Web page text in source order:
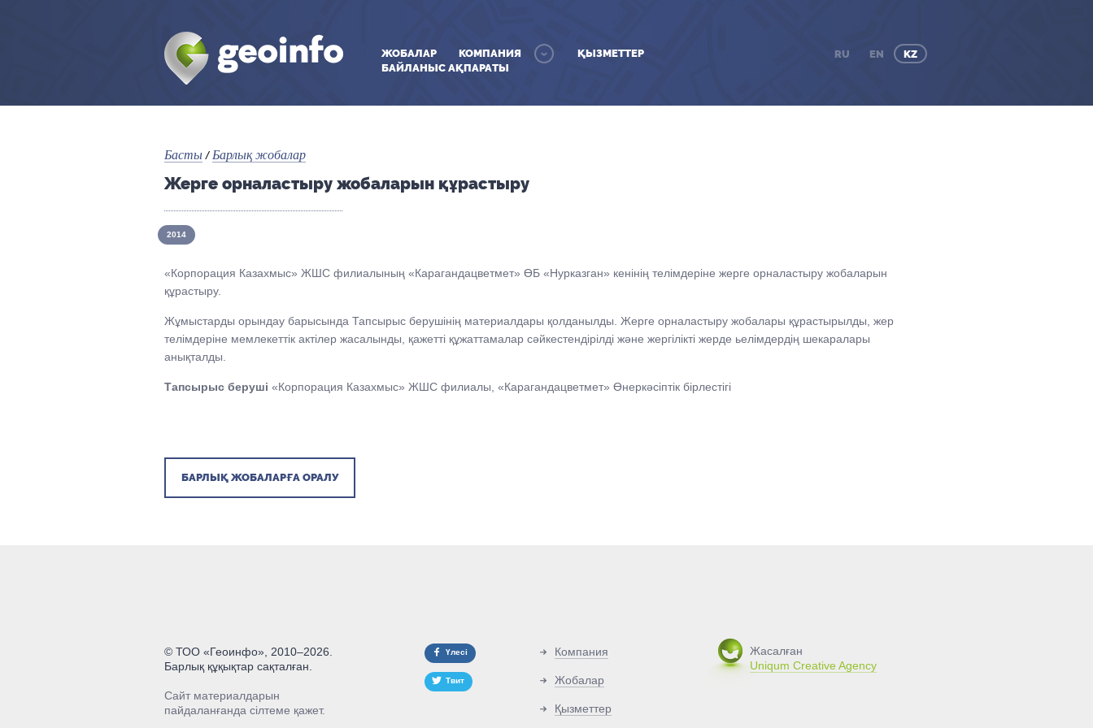
ЖОБАЛАР КОМПАНИЯ
ҚЫЗМЕТТЕР
БАЙЛАНЫС АҚПАРАТЫ
RU EN KZ
Басты / Барлық жобалар
Жерге орналастыру жобаларын құрастыру
2014
«Корпорация Казахмыс» ЖШС филиалының «Карагандацветмет» ӨБ «Нурказган» кенінің телімдеріне жерге орналастыру жобаларын
құрастыру.
Жұмыстарды орындау барысында Тапсырыс берушінің материалдары қолданылды. Жерге орналастыру жобалары құрастырылды, жер
телімдеріне мемлекеттік актілер жасалынды, қажетті құжаттамалар сәйкестендірілді және жергілікті жерде ьелімдердің шекаралары
анықталды.
Тапсырыс беруші «Корпорация Казахмыс» ЖШС филиалы, «Карагандацветмет» Өнеркәсіптік бірлестігі
БАРЛЫҚ ЖОБАЛАРҒА ОРАЛУ
© ТОО «Геоинфо», 2010–2026.
Барлық құқықтар сақталған.
Сайт материалдарын
пайдаланғанда сілтеме қажет.
Үлесі
Твит
Компания
Жобалар
Қызметтер
Жасалған
Uniqum Creative Agency